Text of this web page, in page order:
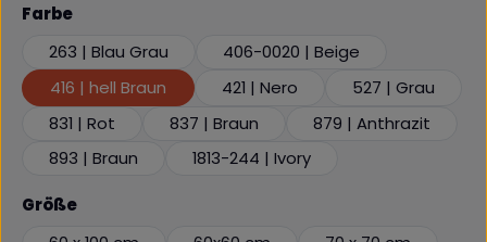
Farbeauswählen
263 | Blau Grau
406-0020 | Beige
416 | hell Braun
421 | Nero
527 | Grau
831 | Rot
837 | Braun
879 | Anthrazit
893 | Braun
1813-244 | Ivory
Größeauswählen